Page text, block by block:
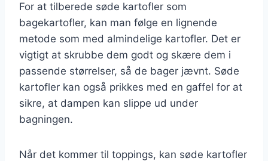
For at tilberede søde kartofler som
bagekartofler, kan man følge en lignende
metode som med almindelige kartofler. Det er
vigtigt at skrubbe dem godt og skære dem i
passende størrelser, så de bager jævnt. Søde
kartofler kan også prikkes med en gaffel for at
sikre, at dampen kan slippe ud under
bagningen.
Når det kommer til toppings, kan søde kartofler